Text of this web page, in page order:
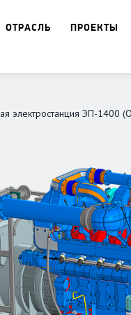
ОТРАСЛЬ
ПРОЕКТЫ
электростанция ЭП-1400